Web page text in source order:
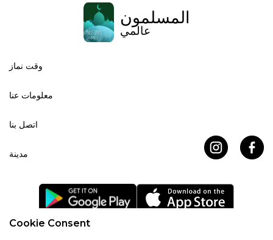
Cookie Consent
المسلمون
عالمي
وقت نماز
معلومات عنا
اتصل بنا
مدينة